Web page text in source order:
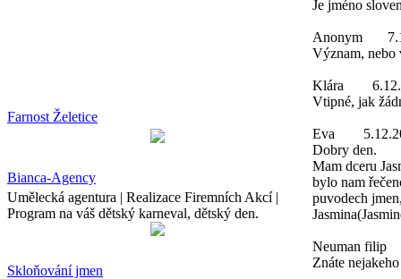
Farnost Želetice
Bianca-Agency
Umělecká agentura | Realizace Firemních Akcí |
Program na váš dětský karneval, dětský den.
Skloňování jmen
Je jméno
Anonym
Význam, nebo
Klára
Vtipné, jak
Eva
Dobry den.
Mam dceru
bylo nam
puvodech
Neuman filip
Znáte